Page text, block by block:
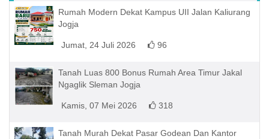
Rumah Modern Dekat Kampus UII Jalan Kaliurang
Jogja
Jumat, 24 Juli 2026 96
Tanah Luas 800 Bonus Rumah Area Timur Jakal
Ngaglik Sleman Jogja
Kamis, 07 Mei 2026 318
Tanah Murah Dekat Pasar Godean Dan Kantor